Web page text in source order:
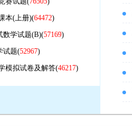
本(上册)(64472)
数学试题(B)(57169)
试题(52967)
模拟试卷及解答(46217)